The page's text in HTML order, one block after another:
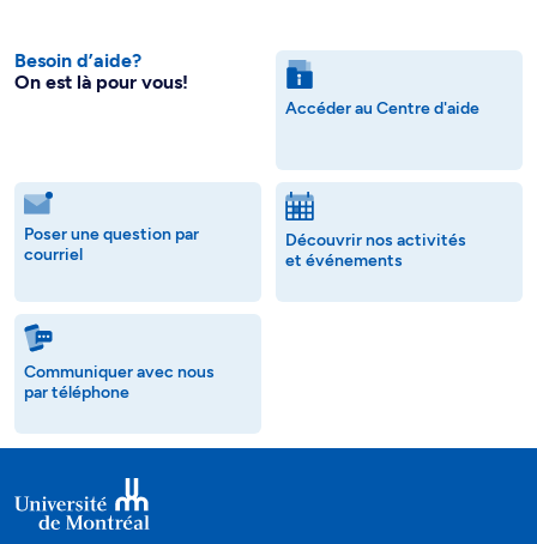
Besoin d’aide?
On est là pour vous!
Accéder au Centre d'aide
Poser une question par
courriel
Découvrir nos activités
et événements
Communiquer avec nous
par téléphone